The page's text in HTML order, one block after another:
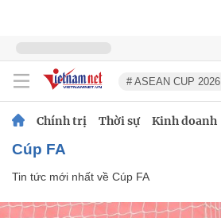
# ASEAN CUP 2026
Chính trị Thời sự Kinh doanh
Cúp FA
Tin tức mới nhất về Cúp FA